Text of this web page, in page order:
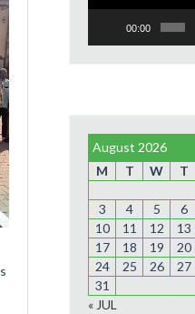
00:00
August 2026
M
T W T
3
4 5 6
10
11 12 13
17
18 19 20
24
25 26 27
31
« JUL